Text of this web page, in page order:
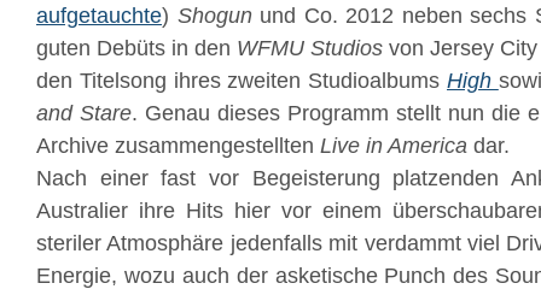
aufgetauchte) Shogunund Co. 2012 neben sechs
guten Debüts in den WFMU Studios von Jersey
den Titelsong ihres zweiten Studioalbums High
and Stare. Genau dieses Programm stellt nun die
Archive zusammengestellten Live in America dar.
Nach einer fast vor Begeisterung platzenden
Australier ihre Hits hier vor einem
steriler Atmosphäre jedenfalls mit verdammt viel
Energie, wozu auch der asketische Punch des